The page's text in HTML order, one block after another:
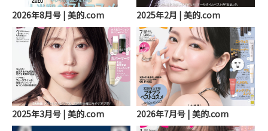
2026年8月号 | 美的.com 2025年2月 | 美的.com
2025年3月号 | 美的.com 2026年7月号 | 美的.com